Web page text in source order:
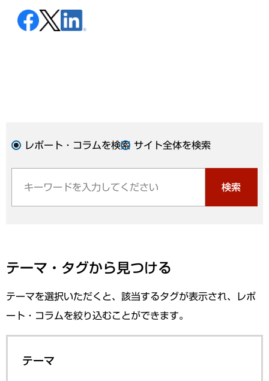
レポート・コラムを検索 サイト全体を検索
検索
テーマ・タグから見つける
テーマを選択いただくと、該当するタグが表示され、レポ
ート・コラムを絞り込むことができます。
テーマ